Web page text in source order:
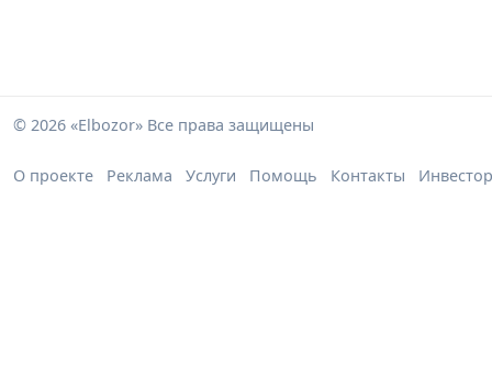
© 2026 «Elbozor» Все права защищены
О проекте Реклама Услуги Помощь Контакты